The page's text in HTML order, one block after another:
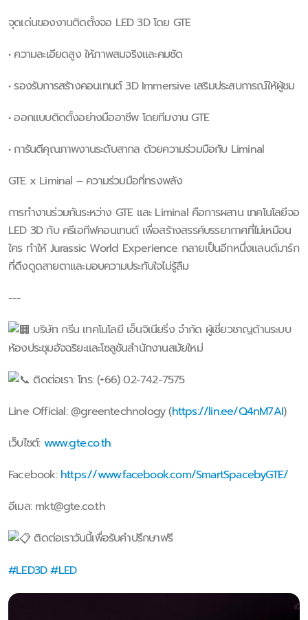
จุดเด่นของงานติดตั้งจอ LED 3D โดย GTE
• ความละเอียดสูง ให้ภาพสมจริงและคมชัด
• รองรับการสร้างคอนเทนต์ 3D Immersive เสริมประสบการณ์ให้ผู้ชม
• ออกแบบติดตั้งอย่างมืออาชีพ โดยทีมงาน GTE
• การันตีคุณภาพงานระดับสากล ด้วยความร่วมมือกับ Liminal
GTE x Liminal – ความร่วมมือที่ทรงพลัง
การทำงานร่วมกันระหว่าง GTE และ Liminal คือการผสาน เทคโนโลยีจอ
LED 3D กับ ครีเอทีฟคอนเทนต์ เพื่อสร้างสรรค์บรรยากาศที่ไม่เหมือน
ใคร ทำให้ Jurassic World Experience กลายเป็นอีกหนึ่งแลนด์มาร์ก
ที่ดึงดูดสายตาและมอบความประทับใจไม่รู้ลืม
---
บริษัท กรีน เทคโนโลยี เอ็นจิเนียริ่ง จำกัด ผู้เชี่ยวชาญด้านระบบ
ห้องประชุมอัจฉริยะและโซลูชันสำนักงานสมัยใหม่
ติดต่อเรา: โทร: (+66) 02-742-7575
Line Official: @greentechnology (https://lin.ee/Q4nM7AI)
เว็บไซต์: www.gte.co.th
Facebook: https://www.facebook.com/SmartSpacebyGTE/
อีเมล: mkt@gte.co.th
ติดต่อเราวันนี้เพื่อรับคำปรึกษาฟรี
#LED3D #LED